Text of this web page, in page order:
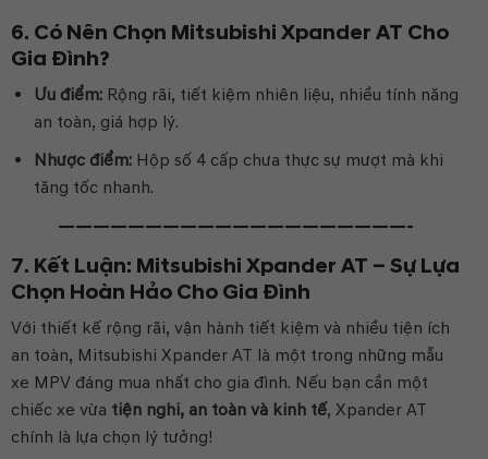
6. Có Nên Chọn Mitsubishi Xpander AT Cho
Gia Đình?
Ưu điểm:Rộng rãi, tiết kiệm nhiên liệu, nhiều tính năng
an toàn, giá hợp lý.
Nhược điểm:Hộp số 4 cấp chưa thực sự mượt mà khi
tăng tốc nhanh.
————————————————————-
7. Kết Luận: Mitsubishi Xpander AT – Sự Lựa
Chọn Hoàn Hảo Cho Gia Đình
Với thiết kế rộng rãi, vận hành tiết kiệm và nhiều tiện ích
an toàn, Mitsubishi Xpander AT là một trong những mẫu
xe MPV đáng mua nhất cho gia đình. Nếu bạn cần một
chiếc xe vừa tiện nghi, an toàn và kinh tế, Xpander AT
chính là lựa chọn lý tưởng!